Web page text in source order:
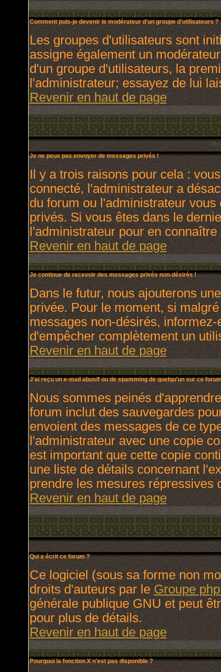
Comment puis-je devenir le modérateur d'un groupe d'utilisateurs ?
Les groupes d'utilisateurs sont
assigne également un
d'un groupe d'utilisateurs, la
l'administrateur; essayez de lui
Revenir en haut de page
Je ne peux pas envoyer de messages privés !
Il y a trois raisons pour cela :
connecté, l'administrateur a
du forum ou l'administrateur
privés. Si vous êtes dans le
l'administrateur pour en connaître
Revenir en haut de page
Je continue de recevoir des messages privés non-désirés !
Dans le futur, nous ajouterons
privée. Pour le moment, si
messages non-désirés,
d'empêcher complètement un
Revenir en haut de page
J'ai reçu un e-mail abusif ou de spamming de quelqu'un sur ce
Nous sommes peinés
forum inclut des sauvegardes
envoient des messages de ce
l'administrateur avec une copie
est important que cette copie
une liste de détails concernant
prendre les mesures répressives
Revenir en haut de page
Qui a écrit ce forum ?
Ce logiciel (sous sa forme non
droits d'auteurs par leGroupe
générale publique GNU et peut
pour plus de détails.
Revenir en haut de page
Pourquoi la fonction X n'est pas disponible ?